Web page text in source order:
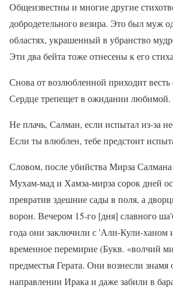
Общеизвестны и многие другие
добродетельного везира. Это был муж
областях, украшенный в убранство
Эти два бейта тоже отнесены к его
Снова от возлюбленной приходит
Сердце трепещет в ожидании любимой.
Не плачь, Салман, если испытал из-за
Если ты влюблен, тебе предстоит
Словом, после убийства Мирза
Мухам-мад и Хамза-мирза сорок дней
превратив здешние сады в поля, а
ворон. Вечером 15-го [дня] славного
года они заключили с 'Али-Кули-ханом
временное перемирие (Букв. «волчий
предместья Герата. Они вознесли знамя
направлении Ирака и даже забили в